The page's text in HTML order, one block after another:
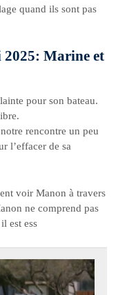
quand ils sont pas
2025: Marine et
pour son bateau.
rencontre un peu
l’effacer de sa
voir Manon à travers
ne comprend pas
est ess